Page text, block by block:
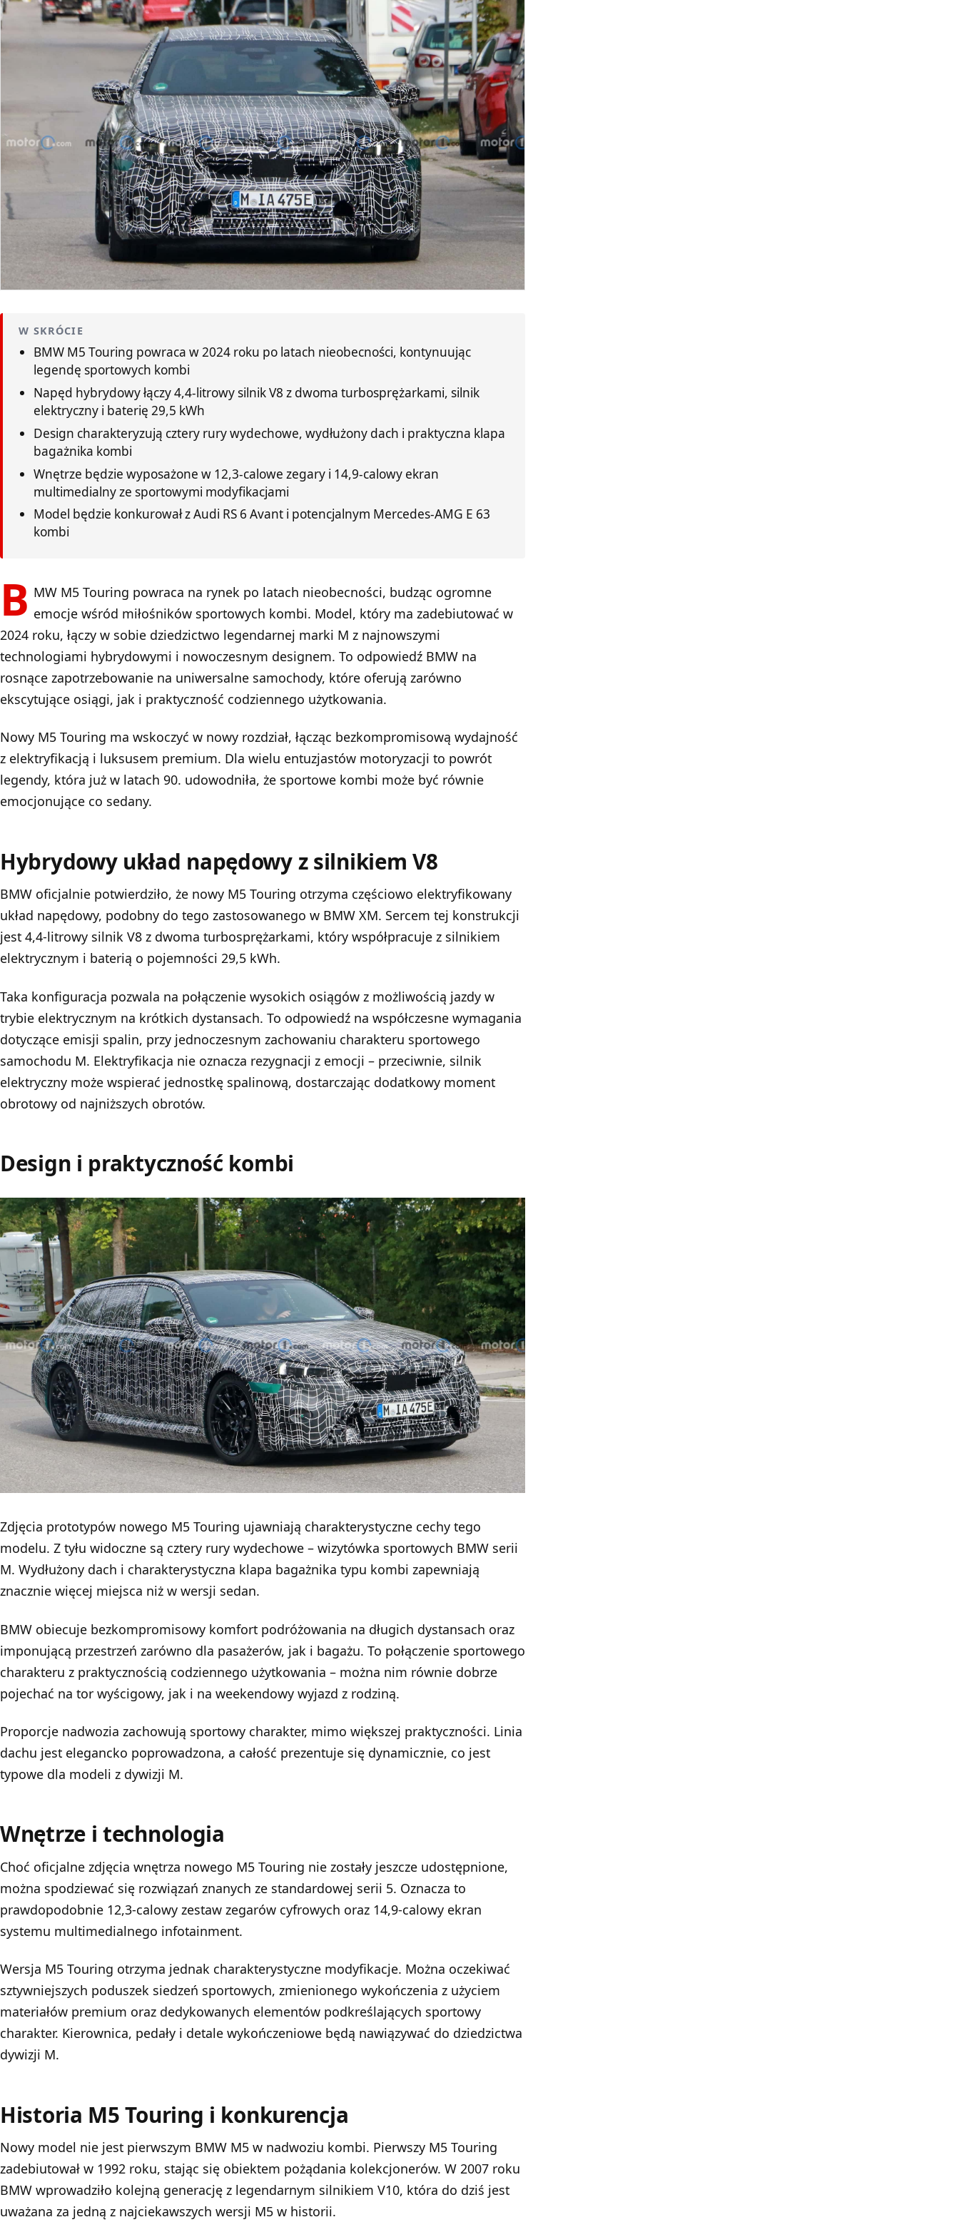
W SKRÓCIE
BMW M5 Touring powraca w 2024 roku po latach nieobecności, kontynuując
legendę sportowych kombi
Napęd hybrydowy łączy 4,4-litrowy silnik V8 z dwoma turbosprężarkami, silnik
elektryczny i baterię 29,5 kWh
Design charakteryzują cztery rury wydechowe, wydłużony dach i praktyczna klapa
bagażnika kombi
Wnętrze będzie wyposażone w 12,3-calowe zegary i 14,9-calowy ekran
multimedialny ze sportowymi modyfikacjami
Model będzie konkurował z Audi RS 6 Avant i potencjalnym Mercedes-AMG E 63
kombi
B MW M5 Touring powraca na rynek po latach nieobecności, budząc ogromne
emocje wśród miłośników sportowych kombi. Model, który ma zadebiutować w
2024 roku, łączy w sobie dziedzictwo legendarnej marki M z najnowszymi
technologiami hybrydowymi i nowoczesnym designem. To odpowiedź BMW na
rosnące zapotrzebowanie na uniwersalne samochody, które oferują zarówno
ekscytujące osiągi, jak i praktyczność codziennego użytkowania.
Nowy M5 Touring ma wskoczyć w nowy rozdział, łącząc bezkompromisową wydajność
z elektryfikacją i luksusem premium. Dla wielu entuzjastów motoryzacji to powrót
legendy, która już w latach 90. udowodniła, że sportowe kombi może być równie
emocjonujące co sedany.
Hybrydowy układ napędowy z silnikiem V8
BMW oficjalnie potwierdziło, że nowy M5 Touring otrzyma częściowo elektryfikowany
układ napędowy, podobny do tego zastosowanego w BMW XM. Sercem tej konstrukcji
jest 4,4-litrowy silnik V8 z dwoma turbosprężarkami, który współpracuje z silnikiem
elektrycznym i baterią o pojemności 29,5 kWh.
Taka konfiguracja pozwala na połączenie wysokich osiągów z możliwością jazdy w
trybie elektrycznym na krótkich dystansach. To odpowiedź na współczesne wymagania
dotyczące emisji spalin, przy jednoczesnym zachowaniu charakteru sportowego
samochodu M. Elektryfikacja nie oznacza rezygnacji z emocji – przeciwnie, silnik
elektryczny może wspierać jednostkę spalinową, dostarczając dodatkowy moment
obrotowy od najniższych obrotów.
Design i praktyczność kombi
Zdjęcia prototypów nowego M5 Touring ujawniają charakterystyczne cechy tego
modelu. Z tyłu widoczne są cztery rury wydechowe – wizytówka sportowych BMW serii
M. Wydłużony dach i charakterystyczna klapa bagażnika typu kombi zapewniają
znacznie więcej miejsca niż w wersji sedan.
BMW obiecuje bezkompromisowy komfort podróżowania na długich dystansach oraz
imponującą przestrzeń zarówno dla pasażerów, jak i bagażu. To połączenie sportowego
charakteru z praktycznością codziennego użytkowania – można nim równie dobrze
pojechać na tor wyścigowy, jak i na weekendowy wyjazd z rodziną.
Proporcje nadwozia zachowują sportowy charakter, mimo większej praktyczności. Linia
dachu jest elegancko poprowadzona, a całość prezentuje się dynamicznie, co jest
typowe dla modeli z dywizji M.
Wnętrze i technologia
Choć oficjalne zdjęcia wnętrza nowego M5 Touring nie zostały jeszcze udostępnione,
można spodziewać się rozwiązań znanych ze standardowej serii 5. Oznacza to
prawdopodobnie 12,3-calowy zestaw zegarów cyfrowych oraz 14,9-calowy ekran
systemu multimedialnego infotainment.
Wersja M5 Touring otrzyma jednak charakterystyczne modyfikacje. Można oczekiwać
sztywniejszych poduszek siedzeń sportowych, zmienionego wykończenia z użyciem
materiałów premium oraz dedykowanych elementów podkreślających sportowy
charakter. Kierownica, pedały i detale wykończeniowe będą nawiązywać do dziedzictwa
dywizji M.
Historia M5 Touring i konkurencja
Nowy model nie jest pierwszym BMW M5 w nadwoziu kombi. Pierwszy M5 Touring
zadebiutował w 1992 roku, stając się obiektem pożądania kolekcjonerów. W 2007 roku
BMW wprowadziło kolejną generację z legendarnym silnikiem V10, która do dziś jest
uważana za jedną z najciekawszych wersji M5 w historii.